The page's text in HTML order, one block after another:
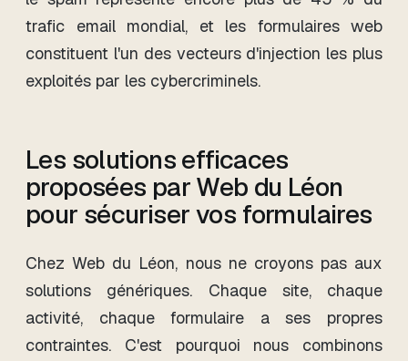
trafic email mondial, et les formulaires web
constituent l'un des vecteurs d'injection les plus
exploités par les cybercriminels.
Les solutions efficaces
proposées par Web du Léon
pour sécuriser vos formulaires
Chez Web du Léon, nous ne croyons pas aux
solutions génériques. Chaque site, chaque
activité, chaque formulaire a ses propres
contraintes. C'est pourquoi nous combinons